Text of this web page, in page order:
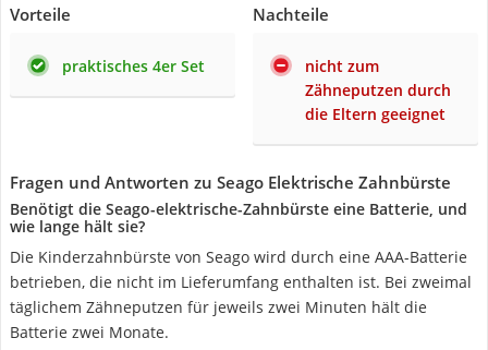
Vorteile
praktisches 4er Set
Nachteile
nicht zum
Zähneputzen durch
die Eltern geeignet
Fragen und Antworten zu Seago Elektrische Zahnbürste
Benötigt die Seago-elektrische-Zahnbürste eine Batterie, und
wie lange hält sie?
Die Kinderzahnbürste von Seago wird durch eine AAA-Batterie
betrieben, die nicht im Lieferumfang enthalten ist. Bei zweimal
täglichem Zähneputzen für jeweils zwei Minuten hält die
Batterie zwei Monate.